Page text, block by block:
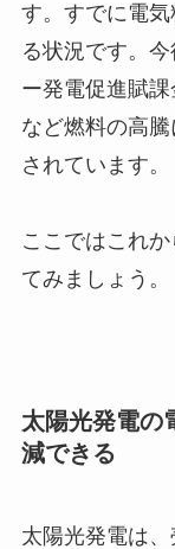
す。すでに電
る状況です。
ー発電促進賦
など燃料の高
されています。
ここではこれ
てみましょう。
太陽光発電の
減できる
太陽光発電は、